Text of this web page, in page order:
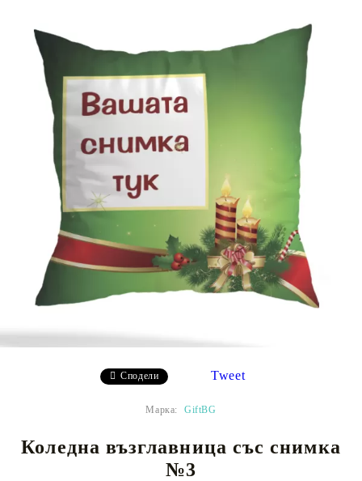
Сподели Tweet
Марка: GiftBG
Коледна възглавница със снимка
№3